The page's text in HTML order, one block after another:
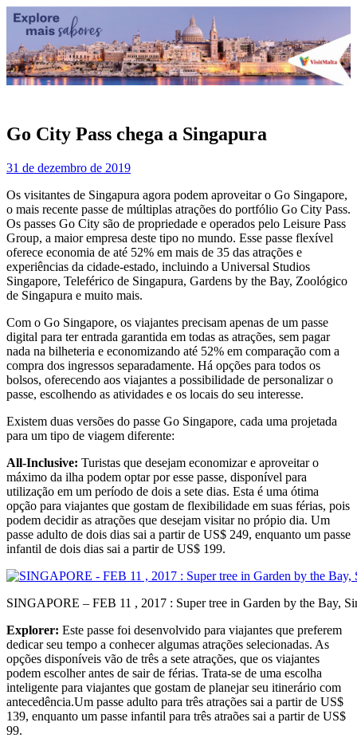
Go City Pass chega a Singapura
31 de dezembro de 2019
Os visitantes de Singapura agora podem aproveitar o Go Singapore,
o mais recente passe de múltiplas atrações do portfólio Go City Pass.
Os passes Go City são de propriedade e operados pelo Leisure Pass
Group, a maior empresa deste tipo no mundo. Esse passe flexível
oferece economia de até 52% em mais de 35 das atrações e
experiências da cidade-estado, incluindo a Universal Studios
Singapore, Teleférico de Singapura, Gardens by the Bay, Zoológico
de Singapura e muito mais.
Com o Go Singapore, os viajantes precisam apenas de um passe
digital para ter entrada garantida em todas as atrações, sem pagar
nada na bilheteria e economizando até 52% em comparação com a
compra dos ingressos separadamente. Há opções para todos os
bolsos, oferecendo aos viajantes a possibilidade de personalizar o
passe, escolhendo as atividades e os locais do seu interesse.
Existem duas versões do passe Go Singapore, cada uma projetada
para um tipo de viagem diferente:
All-Inclusive: Turistas que desejam economizar e aproveitar o
máximo da ilha podem optar por esse passe, disponível para
utilização em um período de dois a sete dias. Esta é uma ótima
opção para viajantes que gostam de flexibilidade em suas férias, pois
podem decidir as atrações que desejam visitar no própio dia. Um
passe adulto de dois dias sai a partir de US$ 249, enquanto um passe
infantil de dois dias sai a partir de US$ 199.
SINGAPORE – FEB 11 , 2017 : Super tree in Garden by the Bay,
Explorer: Este passe foi desenvolvido para viajantes que preferem
dedicar seu tempo a conhecer algumas atrações selecionadas. As
opções disponíveis vão de três a sete atrações, que os viajantes
podem escolher antes de sair de férias. Trata-se de uma escolha
inteligente para viajantes que gostam de planejar seu itinerário com
antecedência.Um passe adulto para três atrações sai a partir de US$
139, enquanto um passe infantil para três atraões sai a partir de US$
99.